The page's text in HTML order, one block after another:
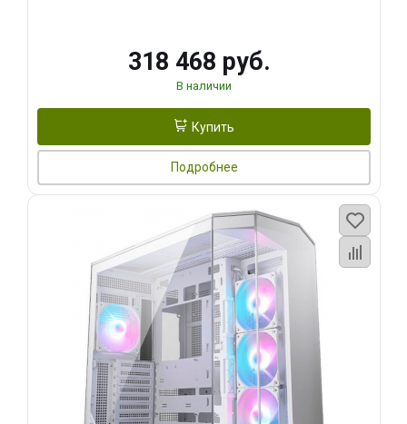
318 468 руб.
В наличии
Купить
Подробнее